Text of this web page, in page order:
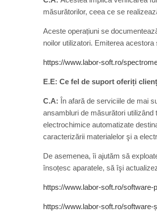
măsurătorilor, ceea ce se
Aceste operațiuni se
noilor utilizatori. Emiterea
https://www.labor-soft.ro/
E.E: Ce fel de suport oferiți
C.A: În afară de serviciile de mai
ansambluri de măsurători
electrochimice automatizate
caracterizării materialelor şi a
De asemenea, îi ajutăm să
însoțesc aparatele, să îşi
https://www.labor-soft.ro/
https://www.labor-soft.ro/software-